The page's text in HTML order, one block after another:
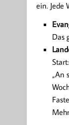
ein. Jede
Das
„An